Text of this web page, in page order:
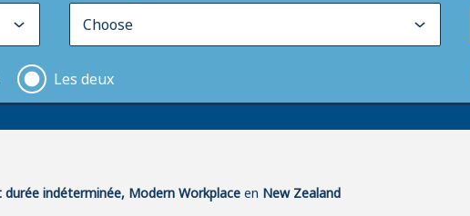
Les deux
indéterminée, Modern Workplace en New Zealand